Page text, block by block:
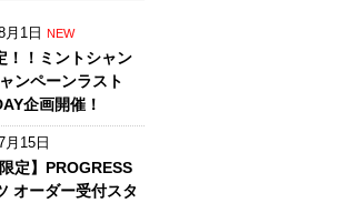
月1日 NEW
！！ミントシャン
ンペーンラスト
企画開催！
月15日
限定】PROGRESS
オーダー受付スタ